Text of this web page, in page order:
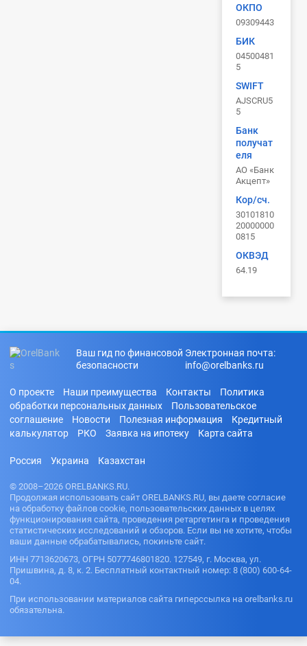
ОКПО
09309443
БИК
04500481
5
SWIFT
AJSCRU5
5
Банк
получат
еля
АО «Банк
Акцепт»
Кор/сч.
30101810
20000000
0815
ОКВЭД
64.19
Ваш гид по финансовой
безопасности
Электронная почта:
info@orelbanks.ru
О проекте Наши преимущества Контакты
Политика
обработки персональных данных
Пользовательское
соглашение
Новости Полезная информация
Кредитный
калькулятор
РКО Заявка на ипотеку Карта сайта
Россия Украина Казахстан
© 2008–2026 ORELBANKS.RU.
Продолжая использовать сайт ORELBANKS.RU, вы даете согласие
на обработку файлов cookie, пользовательских данных в целях
функционирования сайта, проведения ретаргетинга и проведения
статистических исследований и обзоров. Если вы не хотите, чтобы
ваши данные обрабатывались, покиньте сайт.
ИНН 7713620673, ОГРН 5077746801820. 127549, г. Москва, ул.
Пришвина, д. 8, к. 2. Бесплатный контактный номер: 8 (800) 600-64-
04.
При использовании материалов сайта гиперссылка на orelbanks.ru
обязательна.